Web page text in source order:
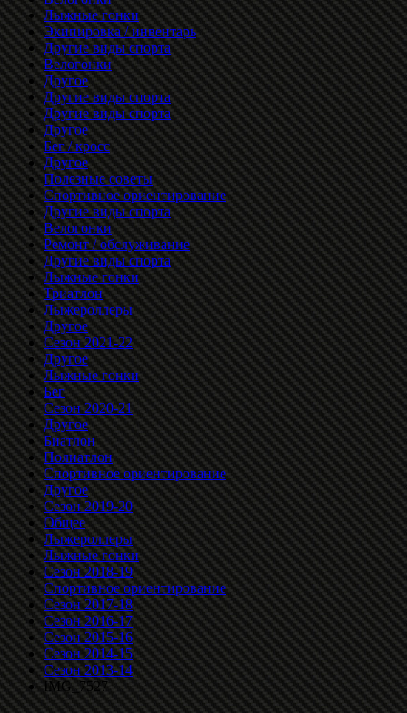
Лыжные гонки
Экипировка / инвентарь
Другие виды спорта
Велогонки
Другое
Другие виды спорта
Другие виды спорта
Другое
Бег / кросс
Другое
Полезные советы
Спортивное ориентирование
Другие виды спорта
Велогонки
Ремонт / обслуживание
Другие виды спорта
Лыжные гонки
Триатлон
Лыжероллеры
Другое
Сезон 2021-22
Другое
Лыжные гонки
Бег
Сезон 2020-21
Другое
Биатлон
Полиатлон
Спортивное ориентирование
Другое
Сезон 2019-20
Общее
Лыжероллеры
Лыжные гонки
Сезон 2018-19
Спортивное ориентирование
Сезон 2017-18
Сезон 2016-17
Сезон 2015-16
Сезон 2014-15
Сезон 2013-14
IMG_7527